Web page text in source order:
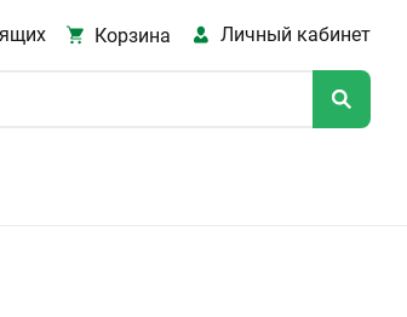
Корзина Личный кабинет